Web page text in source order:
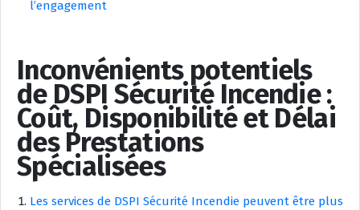
l’engagement
Inconvénients potentiels
de DSPI Sécurité Incendie :
Coût, Disponibilité et Délai
des Prestations
Spécialisées
Les services de DSPI Sécurité Incendie peuvent être plus